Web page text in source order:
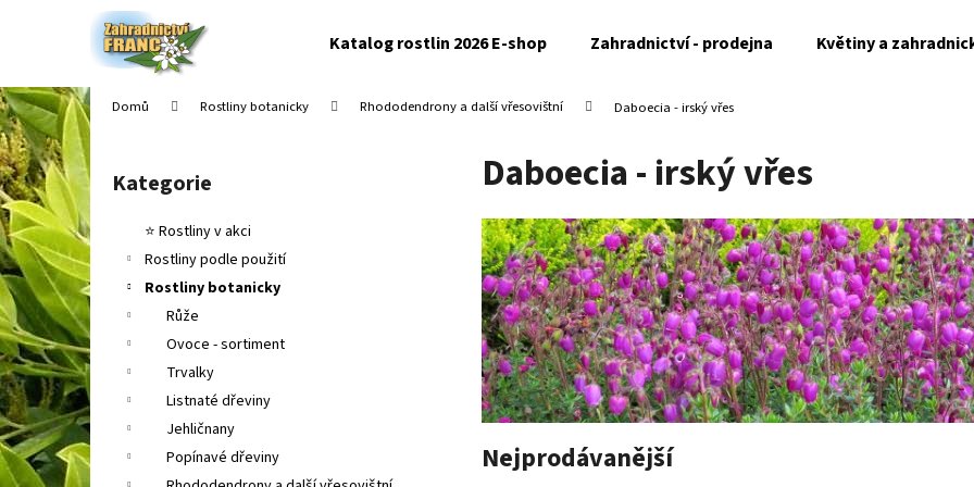
Katalog rostlin 2026 E-shop Zahradnictví - prodejna Květiny a
Domů Rostliny botanicky Rhododendrony a další vřesovištní Daboecia - irský vřes
P
o
s
t
r
a
n
n
í
p
a
n
Přeskočit
kategorie
Kategorie
⭐ Rostliny v akci
Rostliny podle použití
Rostliny botanicky
Růže
Ovoce - sortiment
Trvalky
Listnaté dřeviny
Jehličnany
Popínavé dřeviny
Daboecia - irský vřes
Nejprodávanější
í
k
Zpět
do
obchodu
Zpět
do
obchodu
Co potřebujete najít?
Doporučujeme